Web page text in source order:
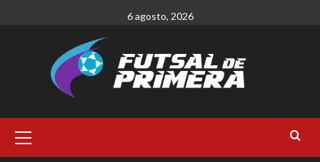
6 agosto, 2026
Menu